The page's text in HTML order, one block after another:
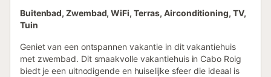
Buitenbad, Zwembad, WiFi, Terras, Airconditioning, TV,
Tuin
Geniet van een ontspannen vakantie in dit vakantiehuis
met zwembad. Dit smaakvolle vakantiehuis in Cabo Roig
biedt je een uitnodigende en huiselijke sfeer die ideaal is